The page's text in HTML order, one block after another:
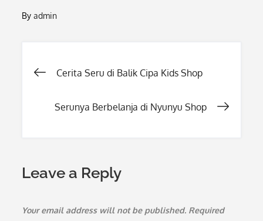
Byadmin
Post
navigation
Cerita Seru di Balik Cipa Kids Shop
Serunya Berbelanja di Nyunyu Shop
Leave a Reply
Your email address will not be published. Required